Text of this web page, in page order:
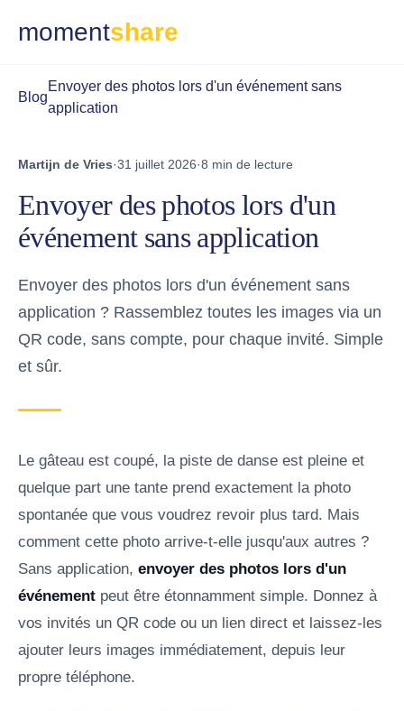
momentshare
Blog
Envoyer des photos lors d'un événement sans
application
Martijn de Vries·31 juillet 2026·8 min de lecture
Envoyer des photos lors d'un
événement sans application
Envoyer des photos lors d'un événement sans
application ? Rassemblez toutes les images via un
QR code, sans compte, pour chaque invité. Simple
et sûr.
Le gâteau est coupé, la piste de danse est pleine et
quelque part une tante prend exactement la photo
spontanée que vous voudrez revoir plus tard. Mais
comment cette photo arrive-t-elle jusqu'aux autres ?
Sans application, envoyer des photos lors d'un
événement peut être étonnamment simple. Donnez à
vos invités un QR code ou un lien direct et laissez-les
ajouter leurs images immédiatement, depuis leur
propre téléphone.